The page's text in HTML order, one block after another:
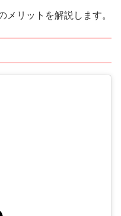
メリットを解説します。